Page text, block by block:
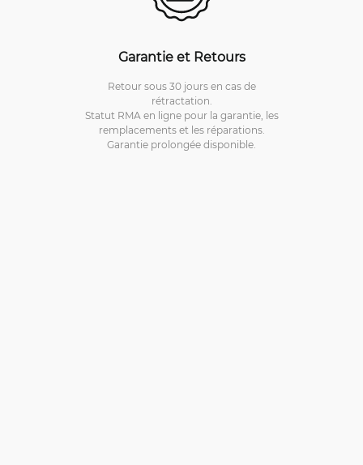
Garantie et Retours
Retour sous 30 jours en cas de
rétractation.
Statut RMA en ligne pour la garantie, les
remplacements et les réparations.
Garantie prolongée disponible.